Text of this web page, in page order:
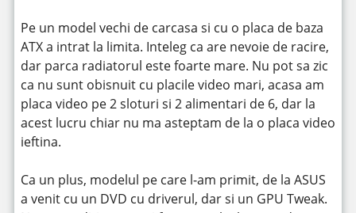
Pe un model vechi de carcasa si cu o placa de baza
ATX a intrat la limita. Inteleg ca are nevoie de racire,
dar parca radiatorul este foarte mare. Nu pot sa zic
ca nu sunt obisnuit cu placile video mari, acasa am
placa video pe 2 sloturi si 2 alimentari de 6, dar la
acest lucru chiar nu ma asteptam de la o placa video
ieftina.
Ca un plus, modelul pe care l-am primit, de la ASUS
a venit cu un DVD cu driverul, dar si un GPU Tweak.